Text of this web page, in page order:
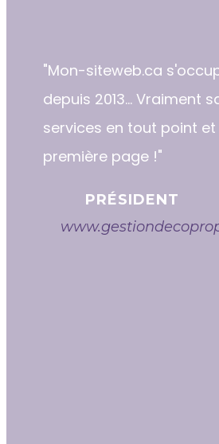
"​​Mon-siteweb.ca
depuis 2013... Vraiment
services en tout point
première page !"
PRÉSIDENT